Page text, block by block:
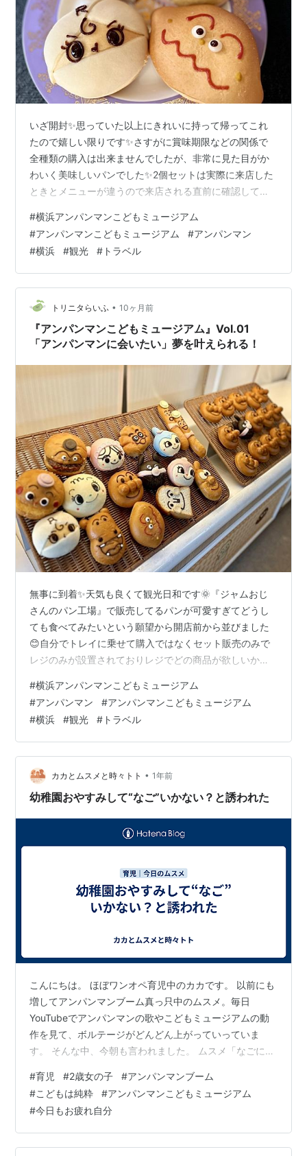
いざ開封✨思っていた以上にきれいに持って帰ってこれ
たので嬉しい限りです✨さすがに賞味期限などの関係で
全種類の購入は出来ませんでしたが、非常に見た目がか
わいく美味しいパンでした✨2個セットは実際に来店した
ときとメニューが違うので来店される直前に確認してみ
単品販売がないのでご注意を🥹写真は『Bセット』『Cセ
ット』です👍✨ (C)やなせたかし／フレーベル館・TMS・
NTV （complete） トリニタらいふ：X（旧Twitter）ト
リニタらいふ：Instagram じゃらんnet アソビュー！
Yahoo!トラベル オズモール_OZmall Qoo…
#横浜アンパンマンこどもミュージアム
#アンパンマンこどもミュージアム #アンパンマン
#横浜 #観光 # トラベル
トリニタらいふ • 10ヶ月前
『アンパンマンこどもミュージアム』Vol.01
「アンパンマンに会いたい」夢を叶えられる！
無事に到着✨天気も良くて観光日和です🌞『ジャムおじ
さんのパン工場』で販売してるパンが可愛すぎてどうし
ても食べてみたいという願望から開店前から並びました
😊自分でトレイに乗せて購入ではなくセット販売のみで
レジのみが設置されておりレジでどの商品が欲しいか注
コットなどのグッズやジャムなどの販売がされていまし
た👍✨ (C)やなせたかし／フレーベル館・TMS・NTV
（to be continued） トリニタらいふ：X（旧Twitter）ト
リニタらいふ：Instagram じゃらんnet アソビュー！
Yahoo!トラベル オズモール_OZmall Qo…
#横浜アンパンマンこどもミュージアム
#アンパンマン #アンパンマンこどもミュージアム
#横浜 #観光 # トラベル
カカとムスメと時々トト • 1年前
幼稚園おやすみして“なご”いかない？と誘われた
こんにちは。 ほぼワンオペ育児中のカカです。 以前にも
増してアンパンマンブーム真っ只中のムスメ。毎日
YouTubeでアンパンマンの歌やこどもミュージアムの動
作を見て、ボルテージがどんどん上がっていっていま
す。 そんな中、今朝も言われました。 ムスメ「なごにい
うん。なごに行ったら会えるね。」 ムスメ「今日ようち
えんおやすみして、行こうか。」 いやいやいや。無理や
て。笑 今日仕事やし。明日も仕事やし。ここ山梨やし。
ちなみに「なご」とは、名古屋のアンパンマンこどもミ
ュージアムのこと。 一度横浜のミュージアムに連れてい
#育児 #2歳女の子 #アンパンマンブーム
#こどもは純粋 #アンパンマンこどもミュージアム
#今日もお疲れ自分